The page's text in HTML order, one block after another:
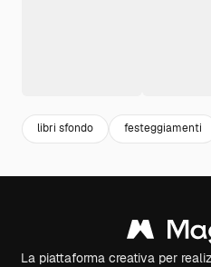
libri sfondo festeggiamenti
La piattaforma creativa per